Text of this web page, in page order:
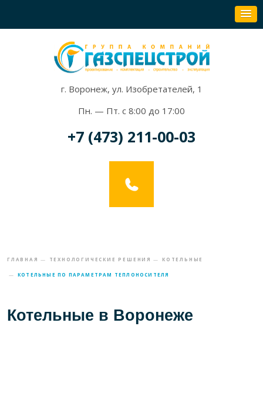
г. Воронеж, ул. Изобретателей, 1
Пн. — Пт. с 8:00 до 17:00
+7 (473) 211-00-03
ГЛАВНАЯ — ТЕХНОЛОГИЧЕСКИЕ РЕШЕНИЯ — КОТЕЛЬНЫЕ
— КОТЕЛЬНЫЕ ПО ПАРАМЕТРАМ ТЕПЛОНОСИТЕЛЯ
Котельные в Воронеже